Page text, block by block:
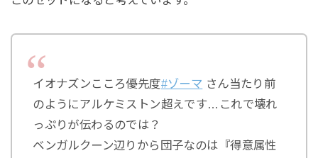
イオナズンこころ優先度#ゾーマ さん当たり前
のようにアルケミストン超えです…これで壊れ
っぷりが伝わるのでは？
ベンガルクーン辺りから団子なのは『得意属性